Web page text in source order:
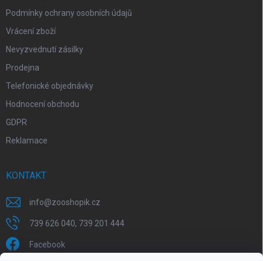
Podmínky ochrany osobních údajů
Vrácení zboží
Nevyzvednutí zásilky
Prodejna
Telefonické objednávky
Hodnocení obchodu
GDPR
Reklamace
KONTAKT
info@zooshopik.cz
739 626 040, 739 201 444
Facebook